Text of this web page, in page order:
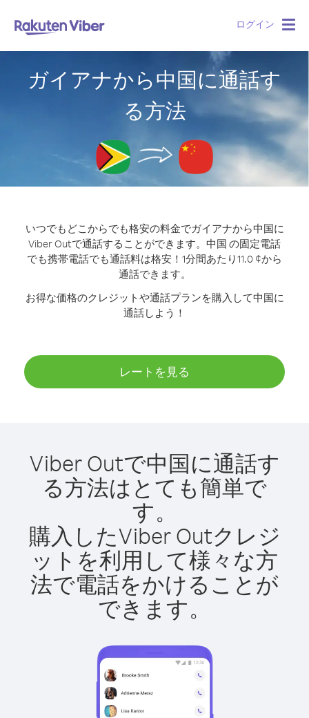
ログイン
ガイアナから中国に通話す
る方法
いつでもどこからでも格安の料金でガイアナから中国に
Viber Outで通話することができます。 中国 の固定電話
でも携帯電話でも通話料は格安！1分間あたり11.0 ¢から
通話できます。
お得な価格のクレジットや通話プランを購入して中国に
通話しよう！
レートを見る
Viber Outで中国に通話す
る方法はとても簡単で
す。
購入したViber Outクレジ
ットを利用して様々な方
法で電話をかけることが
できます。